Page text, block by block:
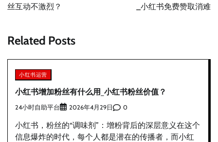
导
丝互动不激烈？
_小红书免费赞取消难
Related Posts
小红书运营
小红书增加粉丝有什么用_小红书粉丝价值？
24小时自助平台 2026年4月29日 0
小红书，粉丝的“调味剂”：增粉背后的深层意义在这个
信息爆炸的时代，每个人都是潜在的传播者，而小红